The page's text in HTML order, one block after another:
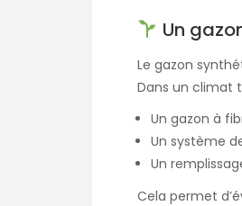
Un
Le gazon
Dans un climat
Un gazon à
Un système
Un
Cela permet